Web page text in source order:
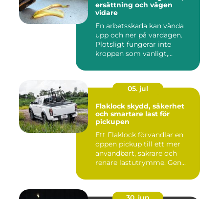
ersättning och vägen
vidare
En arbetsskada kan vända
upp och ner på vardagen.
Plötsligt fungerar inte
kroppen som vanligt,
05. jul
Flaklock skydd, säkerhet
och smartare last för
pickupen
Ett Flaklock förvandlar en
öppen pickup till ett mer
användbart, säkrare och
renare lastutrymme. Gen...